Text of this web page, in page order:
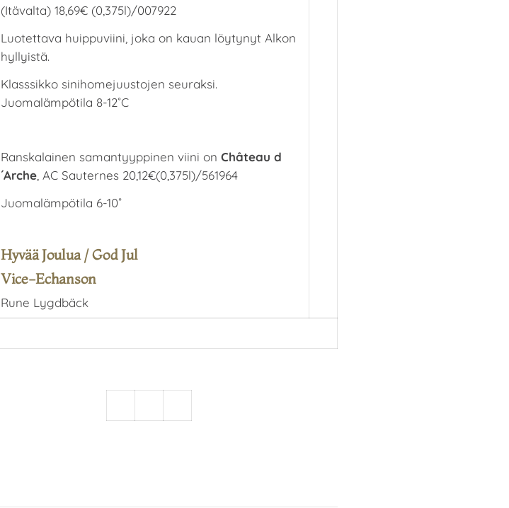
(Itävalta) 18,69€ (0,375l)/007922
Luotettava huippuviini, joka on kauan löytynyt Alkon
hyllyistä.
Klasssikko sinihomejuustojen seuraksi.
Juomalämpötila 8-12˚C
Ranskalainen samantyyppinen viini on Château d
´Arche, AC Sauternes 20,12€(0,375l)/561964
Juomalämpötila 6-10˚
Hyvää Joulua / God Jul
Vice-Echanson
Rune Lygdbäck